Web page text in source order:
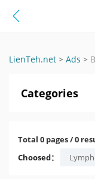
LienTeh.net > Ads >
Categories
Total 0 pages / 0
Choosed：